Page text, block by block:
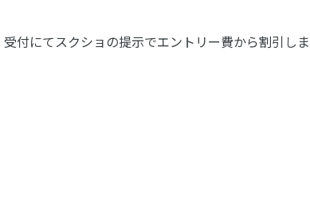
付にてスクショの提示でエントリー費から割引し